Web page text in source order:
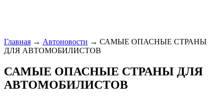
Главная → Автоновости → САМЫЕ ОПАСНЫЕ СТРАНЫ
ДЛЯ АВТОМОБИЛИСТОВ
САМЫЕ ОПАСНЫЕ СТРАНЫ ДЛЯ
АВТОМОБИЛИСТОВ